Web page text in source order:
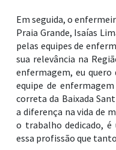
Em seguida, o
Praia Grande, Isaías
pelas equipes de
sua relevância na
enfermagem, eu quero
equipe de
correta da Baixada
a diferença na vida de
o trabalho dedicado,
essa profissão que